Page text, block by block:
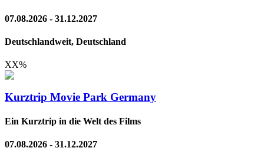
07.08.2026 - 31.12.2027
Deutschlandweit, Deutschland
XX%
Kurztrip Movie Park Germany
Ein Kurztrip in die Welt des Films
07.08.2026 - 31.12.2027